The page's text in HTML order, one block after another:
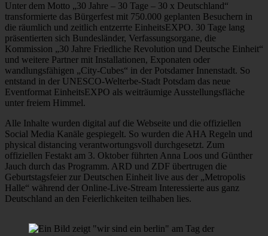
Unter dem Motto „30 Jahre – 30 Tage – 30 x Deutschland“
transformierte das Bürgerfest mit 750.000 geplanten Besuchern in
die räumlich und zeitlich entzerrte EinheitsEXPO. 30 Tage lang
präsentierten sich Bundesländer, Verfassungsorgane, die
Kommission „30 Jahre Friedliche Revolution und Deutsche Einheit“
und weitere Partner mit Installationen, Exponaten oder
wandlungsfähigen „City-Cubes“ in der Potsdamer Innenstadt. So
entstand in der UNESCO-Welterbe-Stadt Potsdam das neue
Eventformat EinheitsEXPO als weiträumige Ausstellungsfläche
unter freiem Himmel.
Alle Inhalte wurden digital auf die Webseite und die offiziellen
Social Media Kanäle gespiegelt. So wurden die AHA Regeln und
physical distancing verantwortungsvoll durchgesetzt. Zum
offiziellen Festakt am 3. Oktober führten Anna Loos und Günther
Jauch durch das Programm. ARD und ZDF übertrugen die
Geburtstagsfeier zur Deutschen Einheit live aus der „Metropolis
Halle“ während der Online-Live-Stream Interessierte aus ganz
Deutschland an den Feierlichkeiten teilhaben lies.